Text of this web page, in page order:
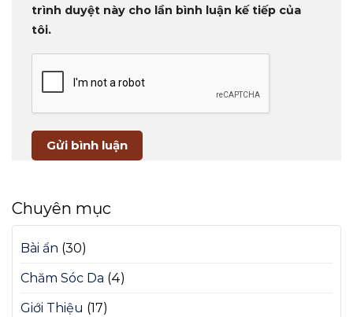
trình duyệt này cho lần bình luận kế tiếp của
tôi.
Chuyên mục
Bài ẩn (30)
Chăm Sóc Da (4)
Giới Thiệu (17)